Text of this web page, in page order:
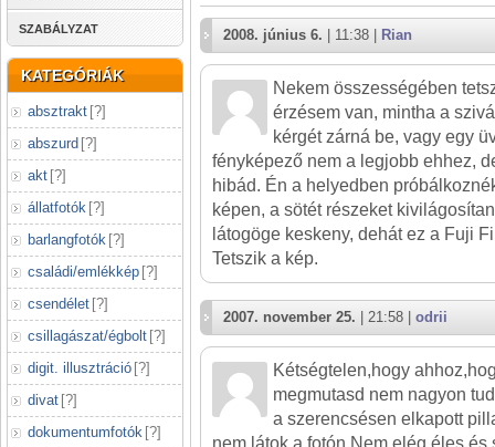
SZABÁLYZAT
KATEGÓRIÁK
absztrakt [?]
abszurd [?]
akt [?]
állatfotók [?]
barlangfotók [?]
családi/emlékkép [?]
csendélet [?]
csillagászat/égbolt [?]
digit. illusztráció [?]
divat [?]
dokumentumfotók [?]
2008. június 6. | 11:38 | Rian
Nekem összességében
érzésem van, mintha a
kérgét zárná be, vagy egy
fényképező nem a legjobb ehhez,
hibád. Én a helyedben
képen, a sötét részeket
látogöge keskeny, dehát ez a Fuji
Tetszik a kép.
2007. november 25. | 21:58 | odrii
Kétségtelen,hogy
megmutasd nem nagyon
a szerencsésen elkapott
nem látok a fotón.Nem elég